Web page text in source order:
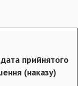
прийнятого
(наказу)